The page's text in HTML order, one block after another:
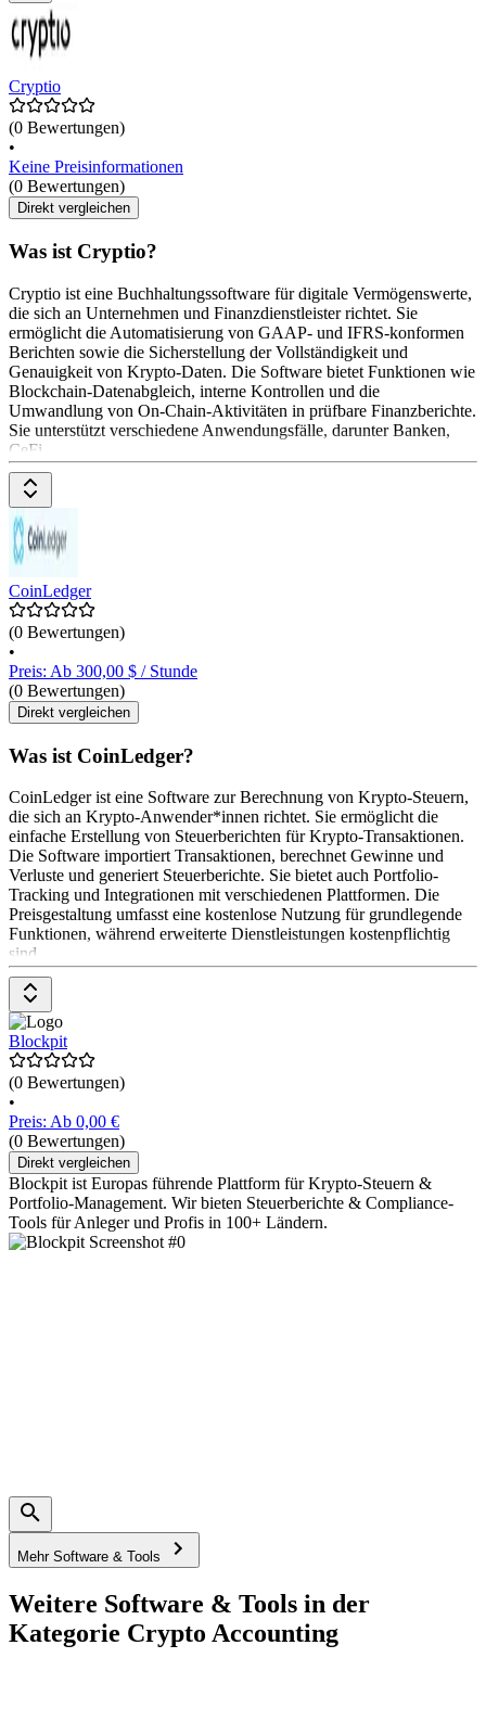
Cryptio
(0 Bewertungen)
•
Keine Preisinformationen
(0 Bewertungen)
Direkt vergleichen
Was ist Cryptio?
Cryptio ist eine Buchhaltungssoftware für digitale Vermögenswerte,
die sich an Unternehmen und Finanzdienstleister richtet. Sie
ermöglicht die Automatisierung von GAAP- und IFRS-konformen
Berichten sowie die Sicherstellung der Vollständigkeit und
Genauigkeit von Krypto-Daten. Die Software bietet Funktionen wie
Blockchain-Datenabgleich, interne Kontrollen und die
Umwandlung von On-Chain-Aktivitäten in prüfbare Finanzberichte.
Sie unterstützt verschiedene Anwendungsfälle, darunter Banken,
CeFi
CoinLedger
(0 Bewertungen)
•
Preis: Ab 300,00 $ / Stunde
(0 Bewertungen)
Direkt vergleichen
Was ist CoinLedger?
CoinLedger ist eine Software zur Berechnung von Krypto-Steuern,
die sich an Krypto-Anwender*innen richtet. Sie ermöglicht die
einfache Erstellung von Steuerberichten für Krypto-Transaktionen.
Die Software importiert Transaktionen, berechnet Gewinne und
Verluste und generiert Steuerberichte. Sie bietet auch Portfolio-
Tracking und Integrationen mit verschiedenen Plattformen. Die
Preisgestaltung umfasst eine kostenlose Nutzung für grundlegende
Funktionen, während erweiterte Dienstleistungen kostenpflichtig
sind.
Blockpit
(0 Bewertungen)
•
Preis: Ab 0,00 €
(0 Bewertungen)
Direkt vergleichen
Blockpit ist Europas führende Plattform für Krypto-Steuern &
Portfolio-Management. Wir bieten Steuerberichte & Compliance-
Tools für Anleger und Profis in 100+ Ländern.
Mehr Software & Tools
Weitere Software & Tools in der
Kategorie Crypto Accounting